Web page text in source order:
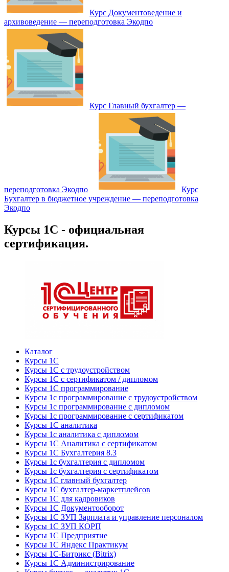
Курс Документоведение и
архивоведение — переподготовка Экодпо
Курс Главный бухгалтер —
переподготовка Экодпо
Курс
Бухгалтер в бюджетное учреждение — переподготовка
Экодпо
Курсы 1С - официальная
сертификация.
Каталог
Курсы 1С
Курсы 1С с трудоустройством
Курсы 1С с сертификатом / дипломом
Курсы 1С программирование
Курсы 1с программирование с трудоустройством
Курсы 1с программирование с дипломом
Курсы 1с программирование с сертификатом
Курсы 1С аналитика
Курсы 1с аналитика с дипломом
Курсы 1С Аналитика с сертификатом
Курсы 1С Бухгалтерия 8.3
Курсы 1с бухгалтерия с дипломом
Курсы 1с бухгалтерия с сертификатом
Курсы 1С главный бухгалтер
Курсы 1С бухгалтер-маркетплейсов
Курсы 1С для кадровиков
Курсы 1С Документооборот
Курсы 1С ЗУП Зарплата и управление персоналом
Курсы 1С ЗУП КОРП
Курсы 1С Предприятие
Курсы 1С Яндекс Практикум
Курсы 1С-Битрикс (Bitrix)
Курсы 1С Администрирование